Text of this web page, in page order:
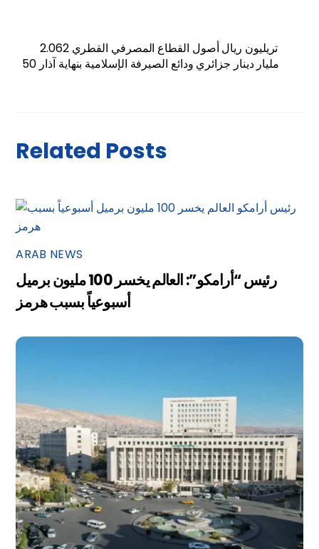
2.062 تريليون ريال أصول القطاع المصرفي القطري
50 مليار دينار جزائري ودائع الصيرفة الإسلامية بنهاية آذار
Related Posts
ARAB NEWS
رئيس “أرامكو”: العالم يخسر 100 مليون برميل
أسبوعياً بسبب هرمز